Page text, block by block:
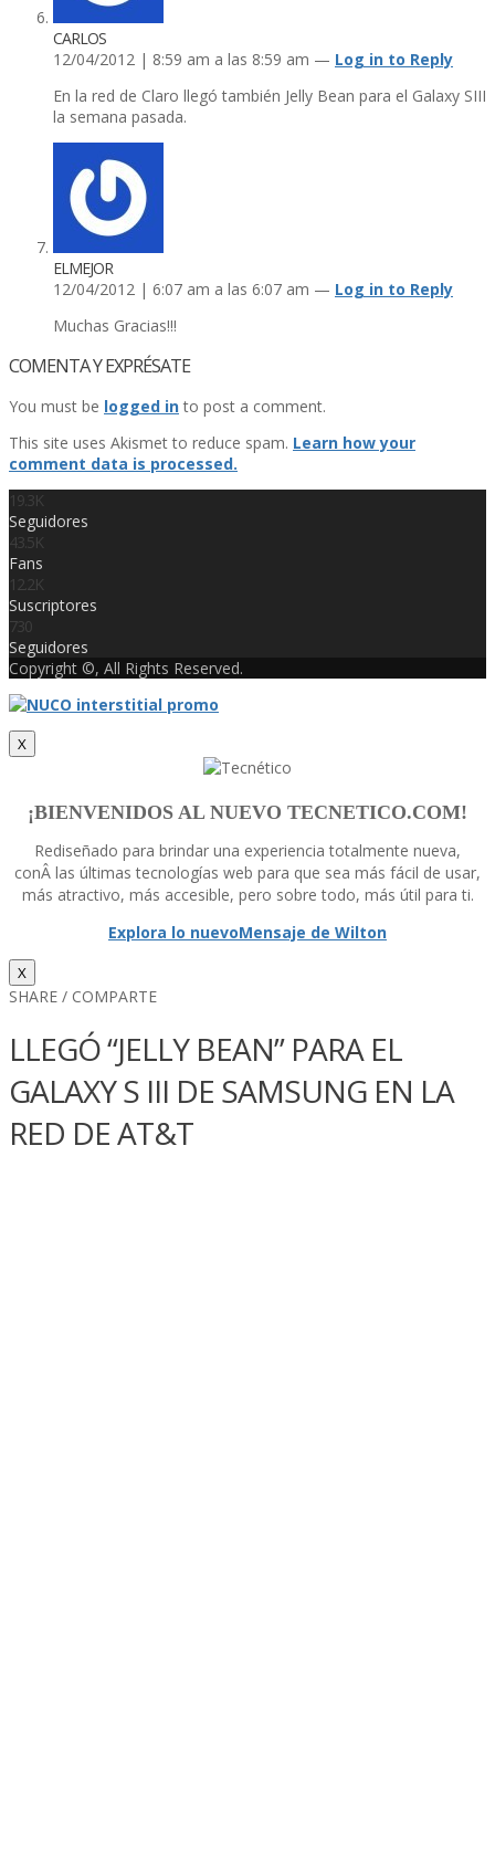
CARLOS
12/04/2012 | 8:59 am a las 8:59 am — Log in to Reply
En la red de Claro llegó también Jelly Bean para el Galaxy SIII
la semana pasada.
ELMEJOR
12/04/2012 | 6:07 am a las 6:07 am — Log in to Reply
Muchas Gracias!!!
COMENTA Y EXPRÉSATE
You must be logged into post a comment.
This site uses Akismet to reduce spam. Learn how your
comment data is processed.
19.3K
Seguidores
43.5K
Fans
12.2K
Suscriptores
730
Seguidores
Copyright ©, All Rights Reserved.
X
¡BIENVENIDOS AL NUEVO TECNETICO.COM!
Rediseñado para brindar una experiencia totalmente nueva,
conÂ las últimas tecnologí­as web para que sea más fácil de usar,
más atractivo, más accesible, pero sobre todo, más útil para ti.
Explora lo nuevoMensaje de Wilton
X
SHARE / COMPARTE
LLEGÓ “JELLY BEAN” PARA EL
GALAXY S III DE SAMSUNG EN LA
RED DE AT&T